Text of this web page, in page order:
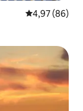
4,97 de uma
4,97 (86)